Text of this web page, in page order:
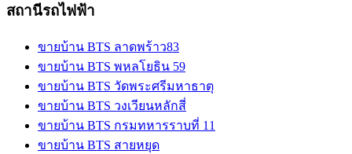
สถานีรถไฟฟ้า
ขายบ้าน BTS ลาดพร้าว83
ขายบ้าน BTS พหลโยธิน 59
ขายบ้าน BTS วัดพระศรีมหาธาตุ
ขายบ้าน BTS วงเวียนหลักสี่
ขายบ้าน BTS กรมทหารราบที่ 11
ขายบ้าน BTS สายหยุด